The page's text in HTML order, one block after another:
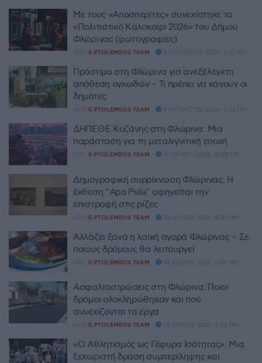
Με τους «Αποσπερίτες» συνεχίστηκε το
«Πολιτιστικό Καλοκαίρι 2026» του Δήμου
Φλώρινας (φωτογραφίες)
ΑΠΌ E-PTOLEMEOS TEAM 3 ΑΥΓΟΎΣΤΟΥ 2026, 6:31 ΜΜ
Πρόστιμα στη Φλώρινα για ανεξέλεγκτη
απόθεση ογκωδών – Τι πρέπει να κάνουν οι
δημότες
ΑΠΌ E-PTOLEMEOS TEAM 3 ΑΥΓΟΎΣΤΟΥ 2026, 9:32 ΠΜ
ΔΗΠΕΘΕ Κοζάνης στη Φλώρινα: Μια
παράσταση για τη μεταλιγνιτική εποχή
ΑΠΌ E-PTOLEMEOS TEAM 31 ΙΟΥΛΊΟΥ 2026, 10:00 ΠΜ
Δημογραφική συρρίκνωση Φλώρινας: Η
έκθεση “Apo Psila” αφηγείται την
επιστροφή στις ρίζες
ΑΠΌ E-PTOLEMEOS TEAM 30 ΙΟΥΛΊΟΥ 2026, 8:00 ΜΜ
Αλλάζει ξανά η λαϊκή αγορά Φλώρινας – Σε
ποιους δρόμους θα λειτουργεί
ΑΠΌ E-PTOLEMEOS TEAM 26 ΙΟΥΛΊΟΥ 2026, 6:32 ΜΜ
Ασφαλτοστρώσεις στη Φλώρινα: Ποιοι
δρόμοι ολοκληρώθηκαν και πού
συνεχίζονται τα έργα
ΑΠΌ E-PTOLEMEOS TEAM 25 ΙΟΥΛΊΟΥ 2026, 3:28 ΜΜ
«Ο Αθλητισμός ως Γέφυρα Ισότητας»: Μια
ξεχωριστή δράση συμπερίληψης και